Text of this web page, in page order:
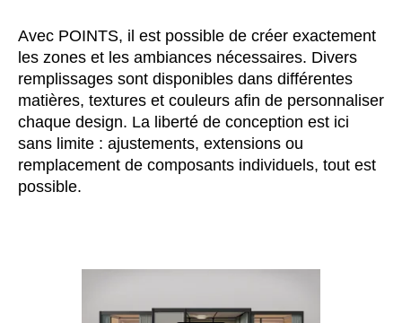
Qatar(QA)
Reste du monde
Roumanie(RO)
Russie(RU)
République tchèque(CZ)
Serbie(RS)
Avec POINTS, il est possible de créer exactement
les zones et les ambiances nécessaires. Divers
remplissages sont disponibles dans différentes
matières, textures et couleurs afin de personnaliser
chaque design. La liberté de conception est ici
sans limite : ajustements, extensions ou
remplacement de composants individuels, tout est
possible.